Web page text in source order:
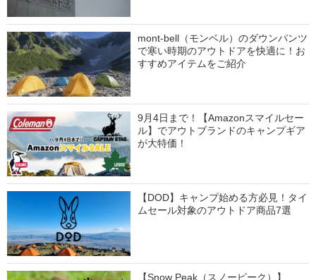
mont-bell（モンベル）のダウンパンツ
で寒い時期のアウトドアを快適に！お
すすめアイテムをご紹介
9月4日まで！【Amazonスマイルセー
ル】でアウトブランドのキャンプギア
が大特価！
【DOD】キャンプ始める方必見！タイ
ムセール対象のアウトドア商品7選
【Snow Peak（スノーピーク）】